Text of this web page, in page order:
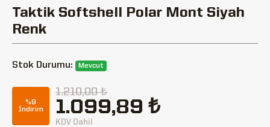
Taktik Softshell Polar Mont Siyah
Renk
Stok Durumu: Mevcut
%9
İndirim
1.210,00 ₺
1.099,89 ₺
KDV Dahil